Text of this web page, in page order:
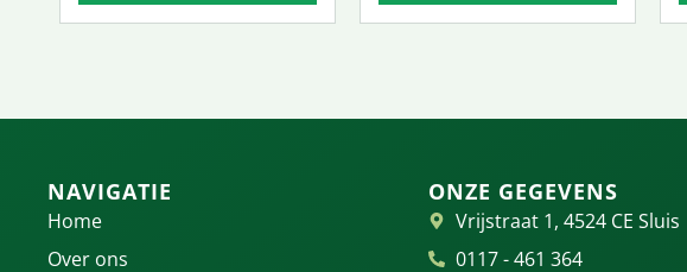
NAVIGATIE
Home
Over ons
ONZE GEGEVENS
Vrijstraat 1, 4524 CE Sluis
0117 - 461 364